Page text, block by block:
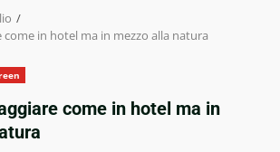
come in hotel ma in mezzo alla natura
come in hotel ma in